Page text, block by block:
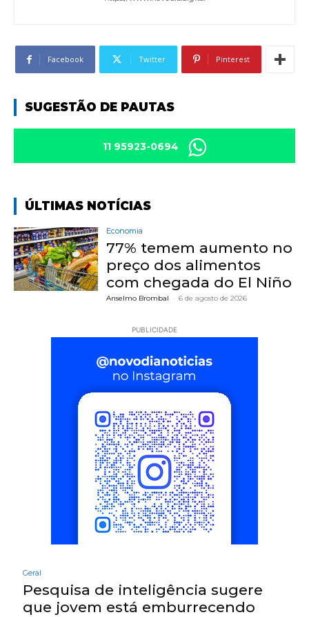
Facebook Twitter Pinterest
SUGESTÃO DE PAUTAS
11 95923-0694
ÚLTIMAS NOTÍCIAS
Economia
77% temem aumento no
preço dos alimentos
com chegada do El Niño
Anselmo Brombal - 6 de agosto de 2026
PUBLICIDADE
Geral
Pesquisa de inteligência sugere
que jovem está emburrecendo